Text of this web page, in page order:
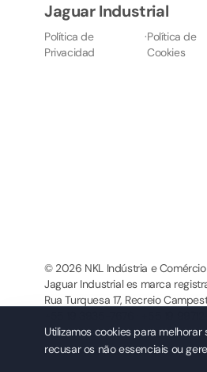
Jaguar Industrial
Política de
Privacidad
·Política de
Cookies
© 2026 NKL Indústria e
Jaguar Industrial es marca
Rua Turquesa 17, Recreio
Utilizamos cookies para
recusar os não essenciais ou